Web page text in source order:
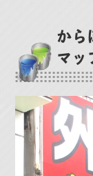
から
マッ